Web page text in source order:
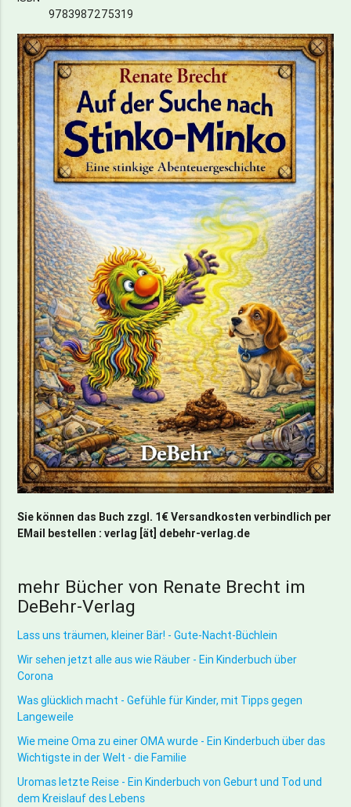
9783987275319
Sie können das Buch zzgl. 1€ Versandkosten verbindlich per
EMail bestellen : verlag [ät] debehr-verlag.de
mehr Bücher von Renate Brecht im
DeBehr-Verlag
Lass uns träumen, kleiner Bär! - Gute-Nacht-Büchlein
Wir sehen jetzt alle aus wie Räuber - Ein Kinderbuch über
Corona
Was glücklich macht - Gefühle für Kinder, mit Tipps gegen
Langeweile
Wie meine Oma zu einer OMA wurde - Ein Kinderbuch über das
Wichtigste in der Welt - die Familie
Uromas letzte Reise - Ein Kinderbuch von Geburt und Tod und
dem Kreislauf des Lebens